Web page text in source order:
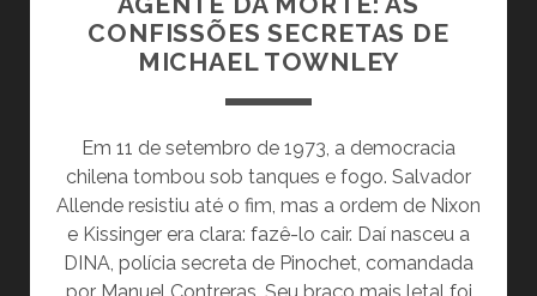
LA
CONFISSÕES SECRETAS DE
MICHAEL TOWNLEY
Em 11 de setembro de 1973, a democracia
chilena tombou sob tanques e fogo. Salvador
Allende resistiu até o fim, mas a ordem de Nixon
e Kissinger era clara: fazê-lo cair. Daí nasceu a
DINA, polícia secreta de Pinochet, comandada